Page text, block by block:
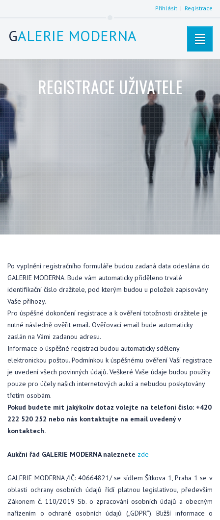
Přihlásit | Registrace
GALERIE MODERNA
REGISTRACE UŽIVATELE
Po vyplnění registračního formuláře budou zadaná data odeslána do
GALERIE MODERNA. Bude vám automaticky přiděleno trvalé
identifikační číslo dražitele, pod kterým budou u položek zapisovány
Vaše příhozy.
Pro úspěšné dokončení registrace a k ověření totožnosti dražitele je
nutné následně ověřit email. Ověřovací email bude automaticky
zaslán na Vámi zadanou adresu.
Informace o úspěšné registraci budou automaticky sděleny
elektronickou poštou. Podmínkou k úspěšnému ověření Vaší registrace
je uvedení všech povinných údajů. Veškeré Vaše údaje budou použity
pouze pro účely našich internetových aukcí a nebudou poskytovány
třetím osobám.
Pokud budete mít jakýkoliv dotaz volejte na telefoní číslo: +420
222 520 252 nebo nás kontaktujte na email uvedený v
kontaktech.
Aukční řád GALERIE MODERNA naleznete zde
GALERIE MODERNA /IČ: 40664821/ se sídlem Šítkova 1, Praha 1 se v
oblasti ochrany osobních údajů řídí platnou legislativou, především
Zákonem č. 110/2019 Sb. o zpracování osobních údajů a obecným
nařízením o ochraně osobních údajů („GDPR“). Bližší informace o